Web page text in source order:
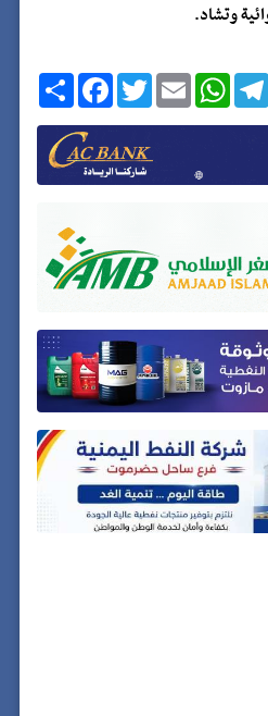
وتشاد.
ا
ن
ش
ر
F
a
c
e
b
o
o
T
w
i
t
t
e
r
E
m
a
i
W
h
a
t
p
T
e
l
e
a